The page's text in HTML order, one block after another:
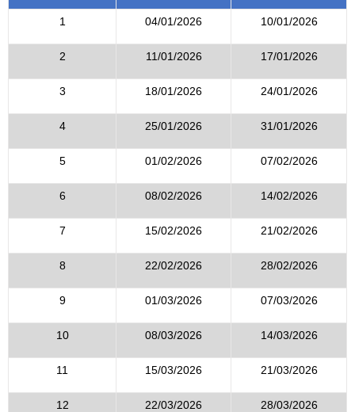
1 04/01/2026 10/01/2026
2 11/01/2026 17/01/2026
3 18/01/2026 24/01/2026
4 25/01/2026 31/01/2026
5 01/02/2026 07/02/2026
6 08/02/2026 14/02/2026
7 15/02/2026 21/02/2026
8 22/02/2026 28/02/2026
9 01/03/2026 07/03/2026
10 08/03/2026 14/03/2026
11 15/03/2026 21/03/2026
12 22/03/2026 28/03/2026